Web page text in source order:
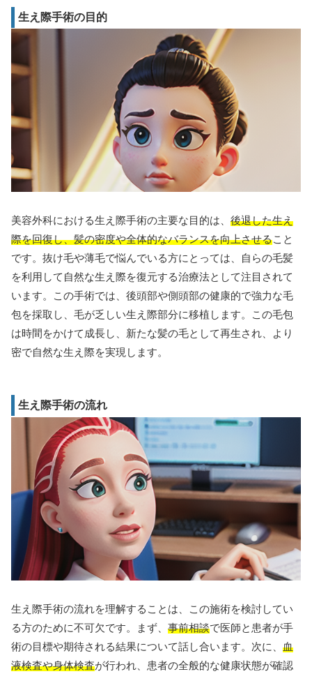
生え際手術の目的
美容外科における生え際手術の主要な目的は、 後退した生え
際を回復し、髪の密度や全体的なバランスを向上させること
です。抜け毛や薄毛で悩んでいる方にとっては、自らの毛髪
を利用して自然な生え際を復元する治療法として注目されて
います。この手術では、後頭部や側頭部の健康的で強力な毛
包を採取し、毛が乏しい生え際部分に移植します。この毛包
は時間をかけて成長し、新たな髪の毛として再生され、より
密で自然な生え際を実現します。
生え際手術の流れ
生え際手術の流れを理解することは、この施術を検討してい
る方のために不可欠です。まず、 事前相談で医師と患者が手
術の目標や期待される結果について話し合います。次に、 血
液検査や身体検査が行われ、患者の全般的な健康状態が確認